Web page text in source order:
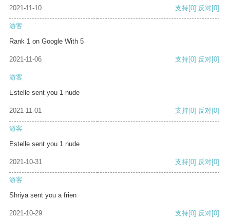
2021-11-10 支持[0] 反对[0]
游客
Rank 1 on Google With 5
2021-11-06 支持[0] 反对[0]
游客
Estelle sent you 1 nude
2021-11-01 支持[0] 反对[0]
游客
Estelle sent you 1 nude
2021-10-31 支持[0] 反对[0]
游客
Shriya sent you a frien
2021-10-29 支持[0] 反对[0]